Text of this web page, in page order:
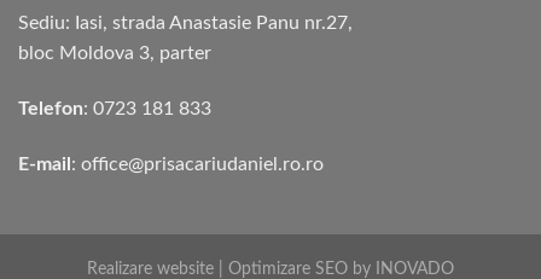
Sediu: Iasi, strada Anastasie Panu nr.27,
bloc Moldova 3, parter
Telefon: 0723 181 833‬
E-mail : office@prisacariudaniel.ro.ro
Realizare website Optimizare SEO by INOVADO